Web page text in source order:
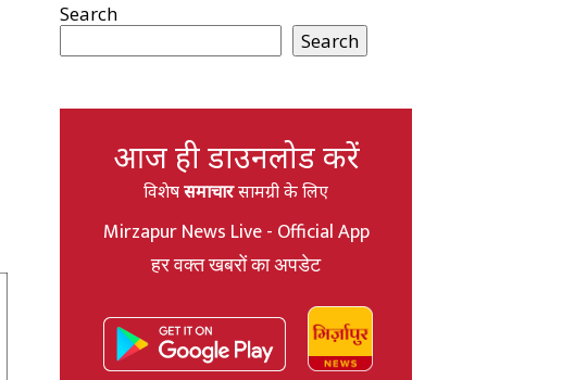
Search
Search
आज ही डाउनलोड करें
विशेषसमाचारसामग्री के लिए
Mirzapur News Live - Official App
हर वक्त खबरों का अपडेट